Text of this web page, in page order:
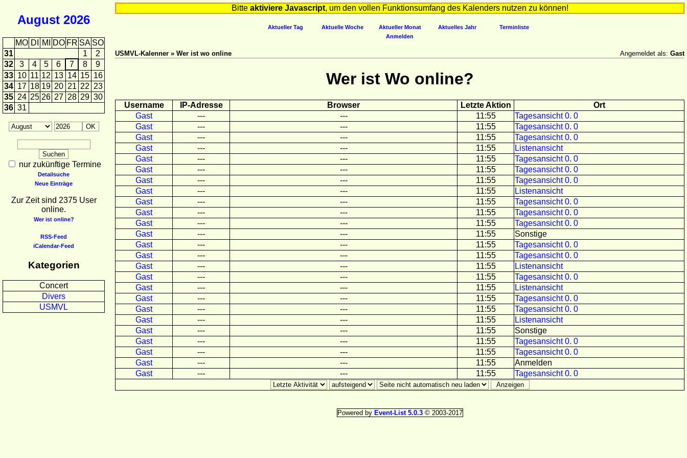
August 2026
MO DI MI DO FR SA SO
31
1
2
32
3 4 5 6 7 8
9
33 10 11 12 13 14 15 16
34 17 18 19 20 21 22 23
35 24 25 26 27 28 29 30
36 31
nur zukünftige Termine
Detailsuche
Neue Einträge
Zur Zeit sind 2375 User
online.
Wer ist online?
RSS-Feed
iCalendar-Feed
Kategorien
Concert
Divers
USMVL
Bitte aktiviere Javascript, um den vollen Funktionsumfang des Kalenders nutzen zu können!
Aktueller Tag Aktuelle Woche Aktueller Monat Aktuelles Jahr
Terminliste
Anmelden
USMVL-Kalenner » Wer ist wo online Angemeldet als: Gast
Wer ist Wo online?
Username IP-Adresse Browser Letzte Aktion
Ort
Gast
--- --- 11:55
Tagesansicht 0. 0
Gast
--- --- 11:55
Tagesansicht 0. 0
Gast
--- --- 11:55
Tagesansicht 0. 0
Gast
--- --- 11:55
Listenansicht
Gast
--- --- 11:55
Tagesansicht 0. 0
Gast
--- --- 11:55
Tagesansicht 0. 0
Gast
--- --- 11:55
Tagesansicht 0. 0
Gast
--- --- 11:55
Listenansicht
Gast
--- --- 11:55
Tagesansicht 0. 0
Gast
--- --- 11:55
Tagesansicht 0. 0
Gast
--- --- 11:55
Tagesansicht 0. 0
Gast
--- --- 11:55
Sonstige
Gast
--- --- 11:55
Tagesansicht 0. 0
Gast
--- --- 11:55
Tagesansicht 0. 0
Gast
--- --- 11:55
Listenansicht
Gast
--- --- 11:55
Tagesansicht 0. 0
Gast
--- --- 11:55
Listenansicht
Gast
--- --- 11:55
Tagesansicht 0. 0
Gast
--- --- 11:55
Tagesansicht 0. 0
Gast
--- --- 11:55
Listenansicht
Gast
--- --- 11:55
Sonstige
Gast
--- --- 11:55
Tagesansicht 0. 0
Gast
--- --- 11:55
Tagesansicht 0. 0
Gast
--- --- 11:55
Anmelden
Gast
--- --- 11:55 Tagesansicht 0. 0
Powered by Event-List 5.0.3© 2003-2017